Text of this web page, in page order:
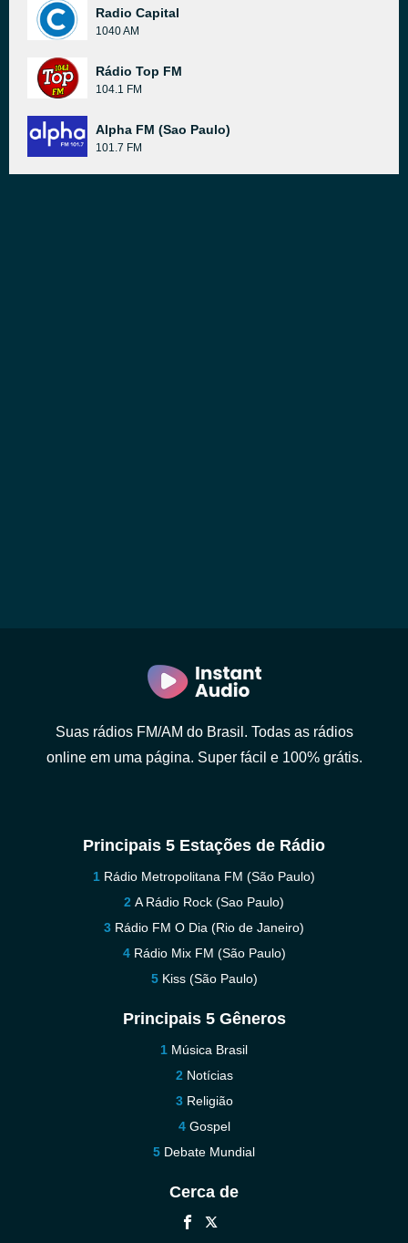
Radio Capital
1040 AM
Rádio Top FM
104.1 FM
Alpha FM (Sao Paulo)
101.7 FM
Suas rádios FM/AM do Brasil. Todas as rádios
online em uma página. Super fácil e 100% grátis.
Principais 5 Estações de Rádio
Rádio Metropolitana FM (São Paulo)
A Rádio Rock (Sao Paulo)
Rádio FM O Dia (Rio de Janeiro)
Rádio Mix FM (São Paulo)
Kiss (São Paulo)
Principais 5 Gêneros
Música Brasil
Notícias
Religião
Gospel
Debate Mundial
Cerca de